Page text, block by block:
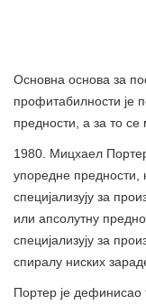
Основна основа за
профитабилности је
предности, а за то се
1980. Мицхаел
упоредне предности,
специјализују за
или апсолутну
специјализују за
спиралу ниских
Портер је дефинисао